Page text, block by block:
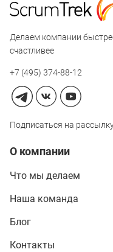
Делаем компании
счастливее
+7 (495) 374-88-12
Подписаться на
О компании
Что мы делаем
Наша команда
Блог
Контакты